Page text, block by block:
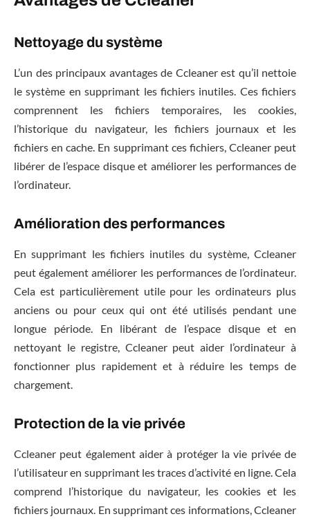
Nettoyage du système
L’un des principaux avantages de Ccleaner est qu’il nettoie
le système en supprimant les fichiers inutiles. Ces fichiers
comprennent les fichiers temporaires, les cookies,
l’historique du navigateur, les fichiers journaux et les
fichiers en cache. En supprimant ces fichiers, Ccleaner peut
libérer de l’espace disque et améliorer les performances de
l’ordinateur.
Amélioration des performances
En supprimant les fichiers inutiles du système, Ccleaner
peut également améliorer les performances de l’ordinateur.
Cela est particulièrement utile pour les ordinateurs plus
anciens ou pour ceux qui ont été utilisés pendant une
longue période. En libérant de l’espace disque et en
nettoyant le registre, Ccleaner peut aider l’ordinateur à
fonctionner plus rapidement et à réduire les temps de
chargement.
Protection de la vie privée
Ccleaner peut également aider à protéger la vie privée de
l’utilisateur en supprimant les traces d’activité en ligne. Cela
comprend l’historique du navigateur, les cookies et les
fichiers journaux. En supprimant ces informations, Ccleaner